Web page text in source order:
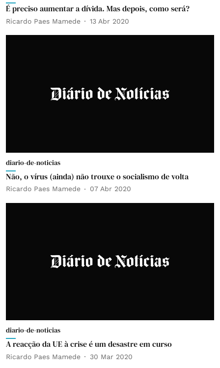
É preciso aumentar a dívida. Mas depois, como será?
Ricardo Paes Mamede 13 Abr 2020
diario-de-noticias
Não, o vírus (ainda) não trouxe o socialismo de volta
Ricardo Paes Mamede 07 Abr 2020
diario-de-noticias
A reacção da UE à crise é um desastre em curso
Ricardo Paes Mamede 30 Mar 2020